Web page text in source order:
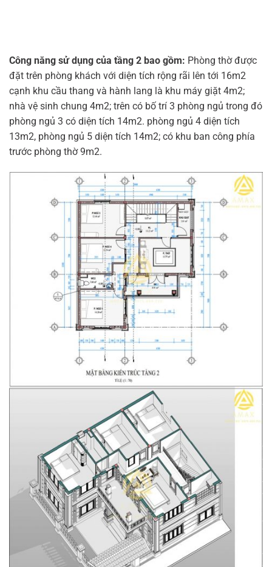
Công năng sử dụng của tầng 2 bao gồm: Phòng thờ được
đặt trên phòng khách với diện tích rộng rãi lên tới 16m2
cạnh khu cầu thang và hành lang là khu máy giặt 4m2;
nhà vệ sinh chung 4m2; trên có bố trí 3 phòng ngủ trong đó
phòng ngủ 3 có diện tích 14m2. phòng ngủ 4 diện tích
13m2, phòng ngủ 5 diện tích 14m2; có khu ban công phía
trước phòng thờ 9m2.